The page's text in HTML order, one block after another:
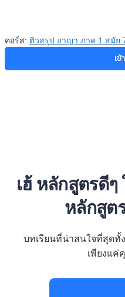
คอร์ส: ติวสรุป อาญา ภาค 1 สมัย
เ
เฮ้ หลักสูตรดี
หลักสูต
บทเรียนที่น่าสนใจที่สุดทั้
เพียงแ